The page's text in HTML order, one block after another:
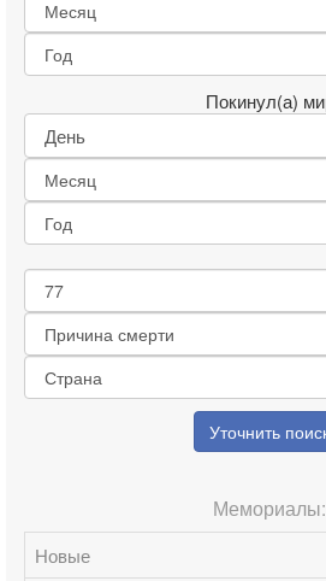
Покинул(а)
Уточнить
Мемориалы:
Новые